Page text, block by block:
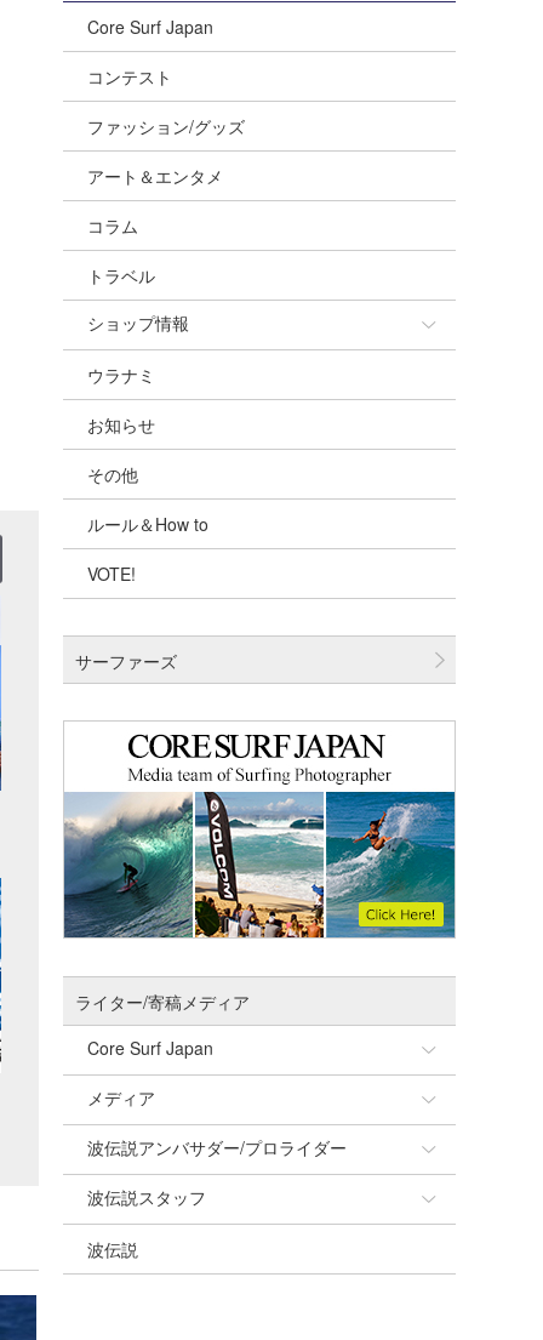
Core Surf Japan
コンテスト
ファッション/グッズ
アート＆エンタメ
コラム
トラベル
ショップ情報
ショップ情報
湘南
千葉北
伊豆
千葉南
四国
沖縄
ウラナミ
お知らせ
その他
ルール＆How to
VOTE!
サーファーズ
ライター/寄稿メディア
Core Surf Japan
Naoya Kimoto
mitsuteru Kamio
Yasunari Inoue
Yoshiyuki Obata
メディア
SURFMEDIA
Colors MAGAZINE
WAVAL
波伝説アンバサダー/プロライダー
福島寿実子
中浦“JET”章
波伝説スタッフ
☆加藤
波伝説